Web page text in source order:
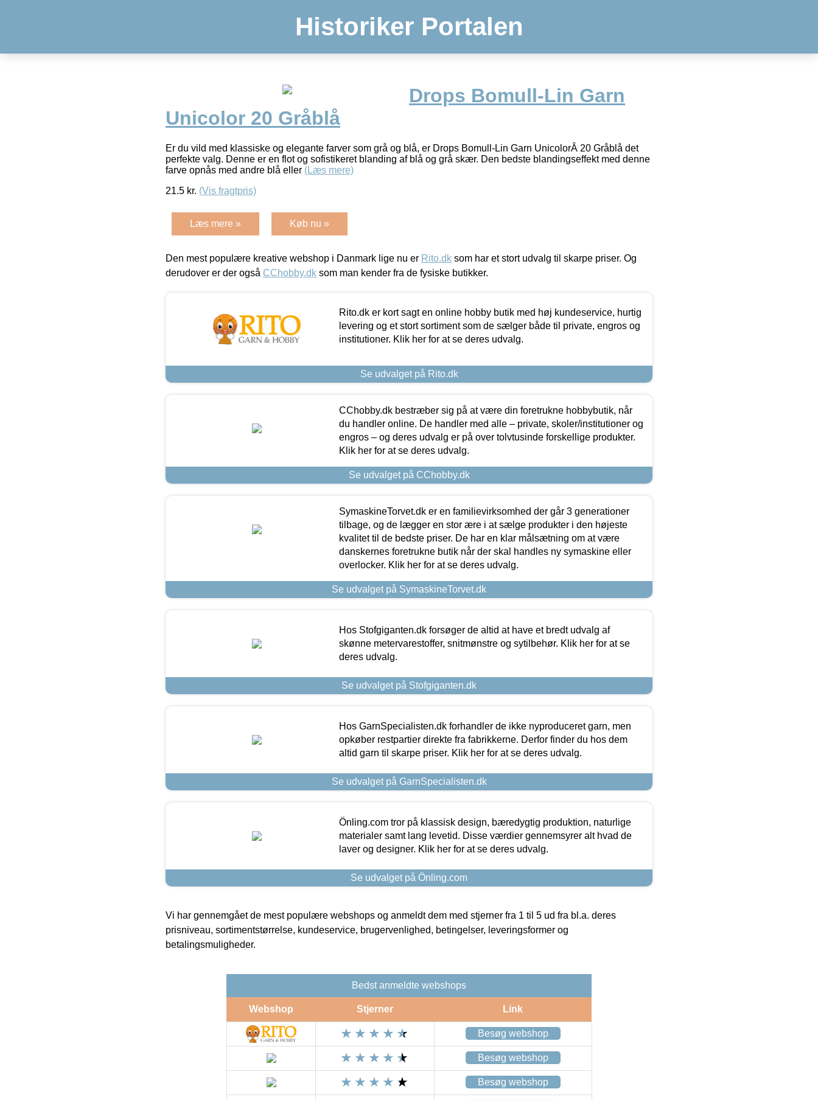
Historiker Portalen
Drops Bomull-Lin Garn
Unicolor 20 Gråblå
Er du vild med klassiske og elegante farver som grå og blå, er Drops Bomull-Lin Garn UnicolorÂ 20 Gråblå det
perfekte valg. Denne er en flot og sofistikeret blanding af blå og grå skær. Den bedste blandingseffekt med denne
farve opnås med andre blå eller (Læs mere)
21.5 kr. (Vis fragtpris)
Læs mere » Køb nu »
Den mest populære kreative webshop i Danmark lige nu er Rito.dk som har et stort udvalg til skarpe priser. Og
derudover er der også CChobby.dk som man kender fra de fysiske butikker.
Rito.dk er kort sagt en online hobby butik med høj kundeservice, hurtig
levering og et stort sortiment som de sælger både til private, engros og
institutioner. Klik her for at se deres udvalg.
Se udvalget på Rito.dk
CChobby.dk bestræber sig på at være din foretrukne hobbybutik, når
du handler online. De handler med alle – private, skoler/institutioner og
engros – og deres udvalg er på over tolvtusinde forskellige produkter.
Klik her for at se deres udvalg.
Se udvalget på CChobby.dk
SymaskineTorvet.dk er en familievirksomhed der går 3 generationer
tilbage, og de lægger en stor ære i at sælge produkter i den højeste
kvalitet til de bedste priser. De har en klar målsætning om at være
danskernes foretrukne butik når der skal handles ny symaskine eller
overlocker. Klik her for at se deres udvalg.
Se udvalget på SymaskineTorvet.dk
Hos Stofgiganten.dk forsøger de altid at have et bredt udvalg af
skønne metervarestoffer, snitmønstre og sytilbehør. Klik her for at se
deres udvalg.
Se udvalget på Stofgiganten.dk
Hos GarnSpecialisten.dk forhandler de ikke nyproduceret garn, men
opkøber restpartier direkte fra fabrikkerne. Derfor finder du hos dem
altid garn til skarpe priser. Klik her for at se deres udvalg.
Se udvalget på GarnSpecialisten.dk
Önling.com tror på klassisk design, bæredygtig produktion, naturlige
materialer samt lang levetid. Disse værdier gennemsyrer alt hvad de
laver og designer. Klik her for at se deres udvalg.
Se udvalget på Önling.com
Vi har gennemgået de mest populære webshops og anmeldt dem med stjerner fra 1 til 5 ud fra bl.a. deres
prisniveau, sortimentstørrelse, kundeservice, brugervenlighed, betingelser, leveringsformer og
betalingsmuligheder.
Bedst anmeldte webshops
Webshop Stjerner Link
Besøg webshop
Besøg webshop
Besøg webshop